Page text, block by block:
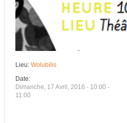
Lieu: Wolubilis
Date:
Dimanche, 17 Avril, 2016 - 10:00 -
11:00